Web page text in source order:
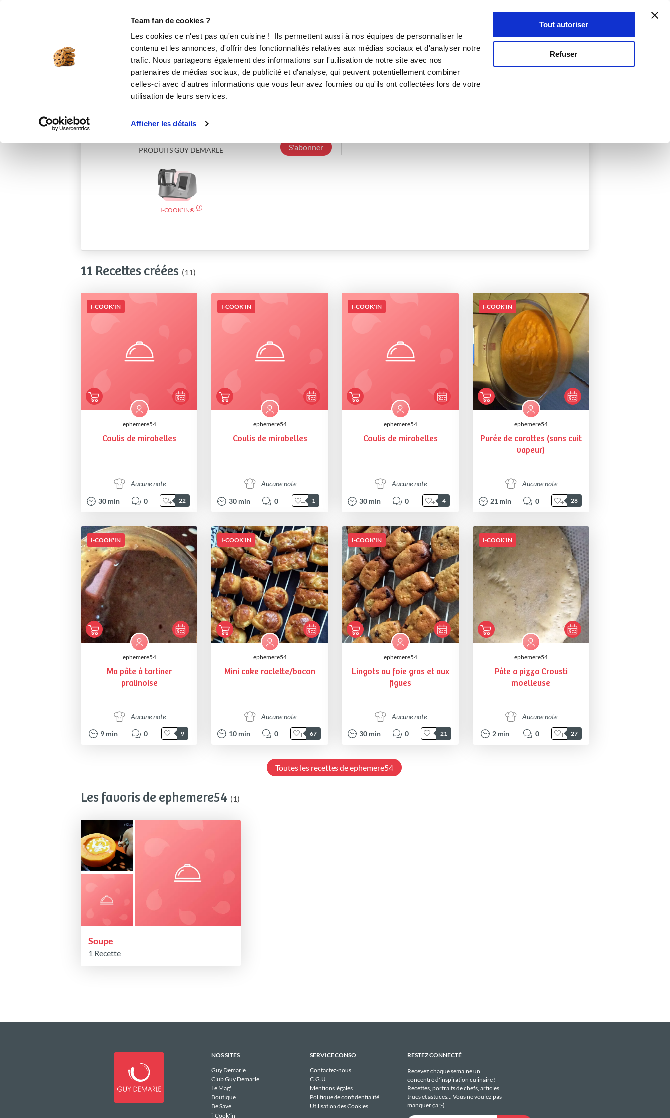
Team fan de cookies ?
Les cookies ce n'est pas qu'en cuisine ! Ils permettent aussi à nos équipes de personnaliser le
contenu et les annonces, d'offrir des fonctionnalités relatives aux médias sociaux et d'analyser notre
trafic. Nous partageons également des informations sur l'utilisation de notre site avec nos
partenaires de médias sociaux, de publicité et d'analyse, qui peuvent potentiellement combiner
celles-ci avec d'autres informations que vous leur avez fournies ou qu'ils ont collectées lors de votre
utilisation de leurs services.
Afficher les détails
Tout autoriser
Refuser
Se connecter
PRODUITS GUY DEMARLE
I-COOK’IN®
ephemere54
S'abonner
11 Recettes créées (11)
I-COOK'IN
ephemere54
Coulis de mirabelles
Aucune note
30 min 0 22
I-COOK'IN
ephemere54
Coulis de mirabelles
Aucune note
30 min 0 1
I-COOK'IN
ephemere54
Coulis de mirabelles
Aucune note
30 min 0 4
I-COOK'IN
ephemere54
Purée de carottes (sans cuit
vapeur)
Aucune note
21 min 0 28
I-COOK'IN
ephemere54
Ma pâte à tartiner
pralinoise
Aucune note
9 min 0 9
I-COOK'IN
ephemere54
Mini cake raclette/bacon
Aucune note
10 min 0 67
I-COOK'IN
ephemere54
Lingots au foie gras et aux
figues
Aucune note
30 min 0 21
I-COOK'IN
ephemere54
Pàte a pizza Crousti
moelleuse
Aucune note
2 min 0 27
Toutes les recettes de ephemere54
Les favoris de ephemere54 (1)
Soupe
1 Recette
NOS SITES
Guy Demarle
Club Guy Demarle
Le Mag'
Boutique
Be Save
i-Cook'in
SERVICE CONSO
Contactez-nous
C.G.U
Mentions légales
Politique de confidentialité
Utilisation des Cookies
RESTEZ CONNECTÉ
Recevez chaque semaine un
concentré d'inspiration culinaire !
Recettes, portraits de chefs, articles,
trucs et astuces... Vous ne voulez pas
manquer ça ;-)